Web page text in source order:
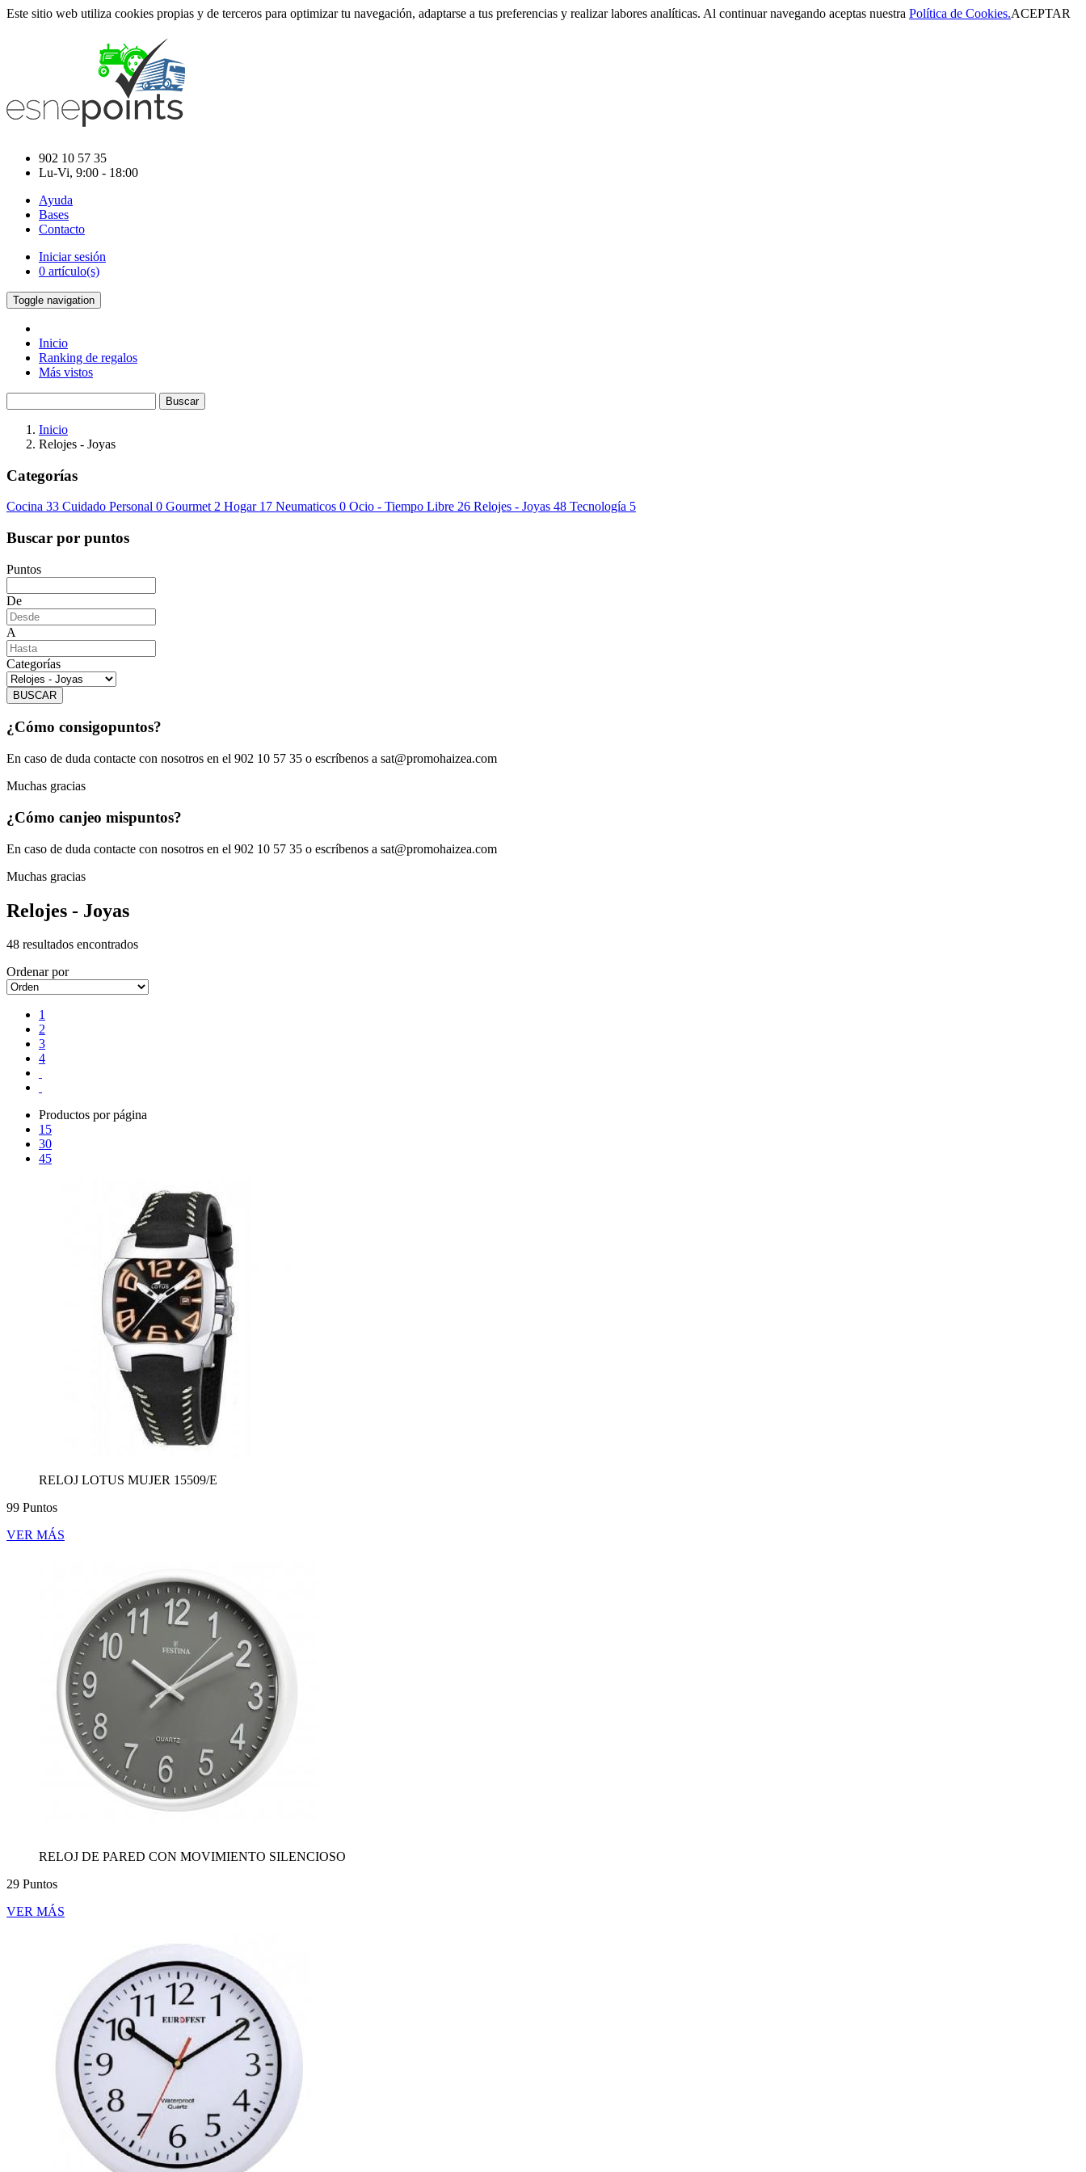
Este sitio web utiliza cookies propias y de terceros para optimizar tu navegación, adaptarse a tus preferencias y realizar labores analíticas. Al continuar navegando aceptas nuestra Política de Cookies.ACEPTAR
902 10 57 35
Lu-Vi, 9:00 - 18:00
Ayuda
Bases
Contacto
Iniciar sesión
0 artículo(s)
Toggle navigation
Inicio
Ranking de regalos
Más vistos
Buscar
Inicio
Relojes - Joyas
Categorías
Cocina 33 Cuidado Personal 0 Gourmet 2 Hogar 17 Neumaticos 0 Ocio - Tiempo Libre 26 Relojes - Joyas 48 Tecnología 5
Buscar por puntos
Puntos
De
A
Categorías
BUSCAR
¿Cómo consigopuntos?
En caso de duda contacte con nosotros en el 902 10 57 35 o escríbenos a sat@promohaizea.com
Muchas gracias
¿Cómo canjeo mispuntos?
En caso de duda contacte con nosotros en el 902 10 57 35 o escríbenos a sat@promohaizea.com
Muchas gracias
Relojes - Joyas
48 resultados encontrados
Ordenar por
1
2
3
4
Productos por página
15
30
45
RELOJ LOTUS MUJER 15509/E
99 Puntos
VER MÁS
RELOJ DE PARED CON MOVIMIENTO SILENCIOSO
29 Puntos
VER MÁS